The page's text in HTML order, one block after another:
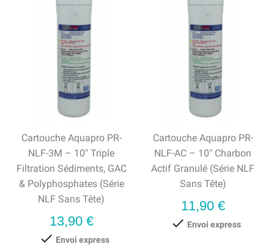
Cartouche Aquapro PR-
NLF-3M – 10" Triple
Filtration Sédiments, GAC
& Polyphosphates (série
NLF Sans Tête)
Prix
13,90 €
 Envoi express
Cartouche Aquapro PR-
NLF-AC – 10" Charbon
Actif Granulé (série NLF
Sans Tête)
Prix
11,90 €
 Envoi express